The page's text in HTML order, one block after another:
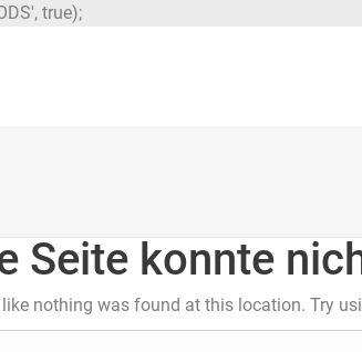
true);
Seite konnte
nothing was found at this location. Try